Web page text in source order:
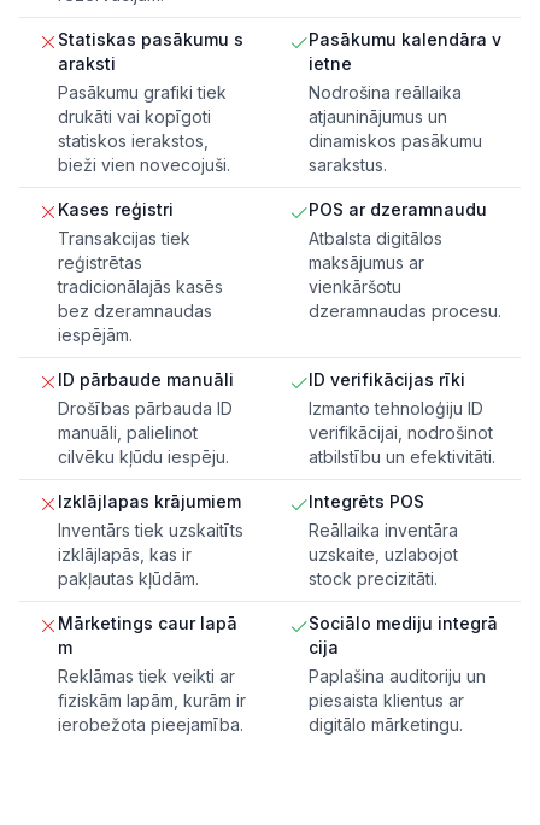
Statiskas pasākumu s
araksti
Pasākumu grafiki tiek
drukāti vai kopīgoti
statiskos ierakstos,
bieži vien novecojuši.
Pasākumu kalendāra v
ietne
Nodrošina reāllaika
atjauninājumus un
dinamiskos pasākumu
sarakstus.
Kases reģistri
Transakcijas tiek
reģistrētas
tradicionālajās kasēs
bez dzeramnaudas
iespējām.
POS ar dzeramnaudu
Atbalsta digitālos
maksājumus ar
vienkāršotu
dzeramnaudas procesu.
ID pārbaude manuāli
Drošības pārbauda ID
manuāli, palielinot
cilvēku kļūdu iespēju.
ID verifikācijas rīki
Izmanto tehnoloģiju ID
verifikācijai, nodrošinot
atbilstību un efektivitāti.
Izklājlapas krājumiem
Inventārs tiek uzskaitīts
izklājlapās, kas ir
pakļautas kļūdām.
Integrēts POS
Reāllaika inventāra
uzskaite, uzlabojot
stock precizitāti.
Mārketings caur lapā
m
Reklāmas tiek veikti ar
fiziskām lapām, kurām ir
ierobežota pieejamība.
Sociālo mediju integrā
cija
Paplašina auditoriju un
piesaista klientus ar
digitālo mārketingu.